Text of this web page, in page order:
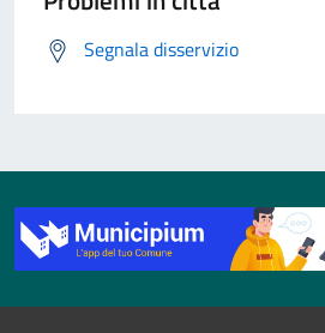
Segnala disservizio